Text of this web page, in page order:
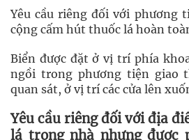
Yêu cầu riêng đối với phương
cộng cấm hút thuốc lá hoàn
Biển được đặt ở vị trí phía
ngồi trong phương tiện giao
quan sát, ở vị trí các cửa lên
Yêu cầu riêng đối với địa
lá trong nhà nhưng được